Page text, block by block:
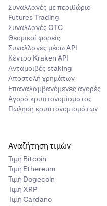
Συναλλαγές με περιθώριο
Futures Trading
Συναλλαγές OTC
Θεσμικοί φορείς
Συναλλαγές μέσω API
Κέντρο Kraken API
Ανταμοιβές staking
Αποστολή χρημάτων
Επαναλαμβανόμενες αγορές
Αγορά κρυπτονομίσματος
Πώληση κρυπτονομισμάτων
Αναζήτηση τιμών
Τιμή Βitcoin
Τιμή Ethereum
Τιμή Dogecoin
Τιμή XRP
Τιμή Cardano